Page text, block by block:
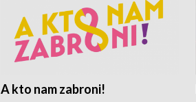
A kto nam zabroni!